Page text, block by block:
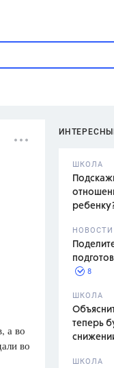
ШКОЛА
НОВОСТИ
8
ШКОЛА
теперь
ШКОЛА
а во
во